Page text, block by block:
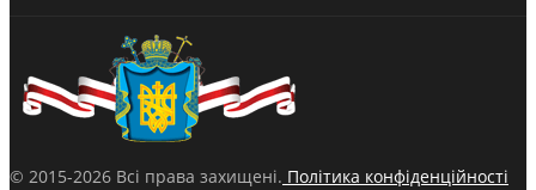
© 2015-2026 Всі права захищені. Політика конфіденційності